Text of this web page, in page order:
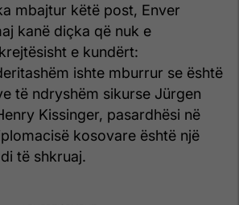
mbajtur këtë post, Enver
kanë diçka që nuk e
e kundërt:
ishte mburrur se është
të ndryshëm sikurse Jürgen
Kissinger, pasardhësi në
kosovare është një
të shkruaj.